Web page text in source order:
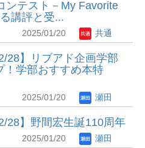
ンテスト－My Favorite
講評と受...
2025/01/20 共通
28】リブアド企画学部
！学部おすすめ本特
2025/01/20 瀬田
28】野間宏生誕110周年
2025/01/20 瀬田